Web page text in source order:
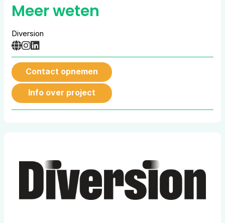
Meer weten
Diversion
Contact opnemen
Info over project